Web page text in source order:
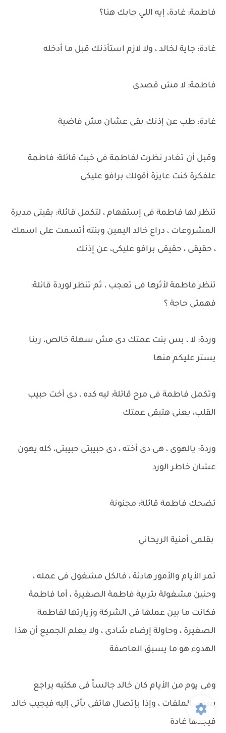
فاطمة: غادة، إيه اللي جابك هنا؟
غادة: جاية لخالد ، ولا لازم استأذنك قبل ما أدخله
فاطمة: لا مش قصدى
غادة: طب عن إذنك بقى عشان مش فاضية
وقبل أن تغادر نظرت لفاطمة فى خبث قائلة: فاطمة
علفكرة كنت عايزة أقولك برافو عليكى
تنظر لها فاطمة فى إستفهام ، لتكمل قائلة: بقيتى مديرة
المشروعات ، دراع خالد اليمين وبنته أتسمت على اسمك
، حقيقى ، حقيقى برافو عليكى، عن إذنك
تنظر فاطمة لأثرها فى تعجب ، ثم تنظر لوردة قائلة:
فهمتى حاجة ؟
وردة: لا ، بس بنت عمتك دى مش سهلة خالص، ربنا
يستر عليكم منها
وتكمل فاطمة فى مرح قائلة: ليه كده ، دى أخت حبيب
القلب، يعنى هتبقى عمتك
وردة: يالهوى ، هى دى أخته ، دى حبيبتى حبيبتى، كله يهون
عشان خاطر الورد
تضحك فاطمة قائلة: مجنونة
بقلمى أمنية الريحاني
تمر الأيام والأمور هادئة ، فالكل مشغول فى عمله ،
وحنين مشغولة بتربية فاطمة الصغيرة ، أما فاطمة
فكانت ما بين عملها فى الشركة وزيارتها لفاطمة
الصغيرة ، وحاولة إرضاء شادى ، ولا يعلم الجميع أن هذا
الهدوء هو ما يسبق العاصفة
وفى يوم من الأيام كان خالد جالساً فى مكتبه يراجع
بعض الملفات ، وإذا بإتصال هاتفى يأتى إليه فيجيب خالد
فيجدها غادة